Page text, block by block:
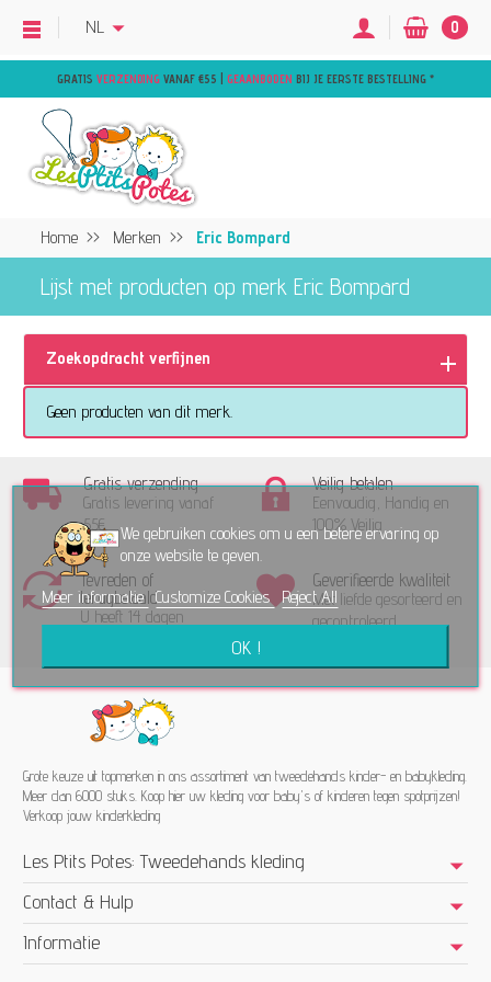
GRATIS VERZENDING VANAF €55 | GEAANBODEN BIJ JE EERSTE BESTELLING *
NL 0
Home Merken Eric Bompard
Lijst met producten op merk Eric Bompard
Zoekopdracht verfijnen
Geen producten van dit merk.
Gratis verzending
Gratis levering vanaf
55€
Veilig betalen
Eenvoudig, Handig en
100% Veilig
Tevreden of
terugbetaald
U heeft 14 dagen
Geverifieerde kwaliteit
Met liefde gesorteerd en
gecontroleerd
Grote keuze uit topmerken in ons assortiment van tweedehands kinder- en babykleding.
Meer dan 6000 stuks. Koop hier uw kleding voor baby's of kinderen tegen spotprijzen!
Verkoop jouw kinderkleding
Les Ptits Potes: Tweedehands kleding
Contact & Hulp
Informatie
We gebruiken cookies om u een betere ervaring op
onze website te geven.
Meer informatie Customize Cookies Reject All
OK !